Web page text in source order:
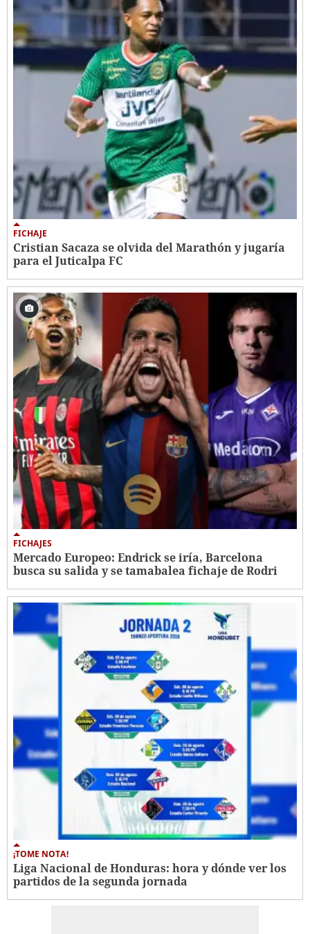
FICHAJE
Cristian Sacaza se olvida del Marathón y jugaría
para el Juticalpa FC
FICHAJES
Mercado Europeo: Endrick se iría, Barcelona
busca su salida y se tamabalea fichaje de Rodri
¡TOME NOTA!
Liga Nacional de Honduras: hora y dónde ver los
partidos de la segunda jornada